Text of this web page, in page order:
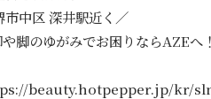
市中区 深井駅近く／
脚のゆがみでお困りならAZEへ！
beauty.hotpepper.jp/kr/